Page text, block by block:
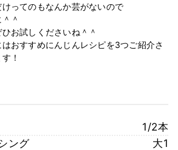
ってのもなんか芸がないので
＾
お試しくださいね＾＾
おすすめにんじんレシピを3つご紹介さ
！
1/2本
ング
大1